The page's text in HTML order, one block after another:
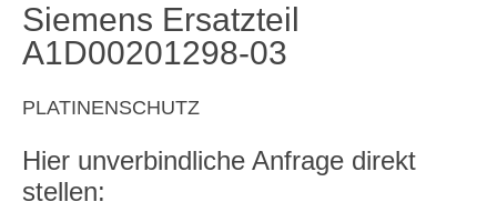
Siemens Ersatzteil
A1D00201298-03
PLATINENSCHUTZ
Hier unverbindliche Anfrage direkt
stellen: